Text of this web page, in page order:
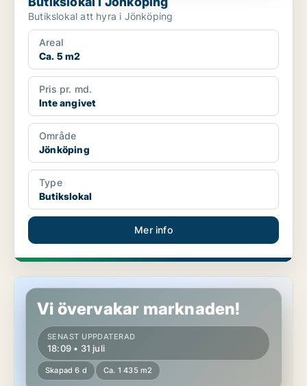
Butikslokal att hyra i Jönköping
Areal
Ca. 5 m2
Pris pr. md.
Inte angivet
Område
Jönköping
Type
Butikslokal
Mer info
Butikslokal i Värnamo
Vi övervakar marknaden!
SENAST UPPDATERAD
18:09 • 31 juli
Skapad 6 d Ca. 1 435 m2